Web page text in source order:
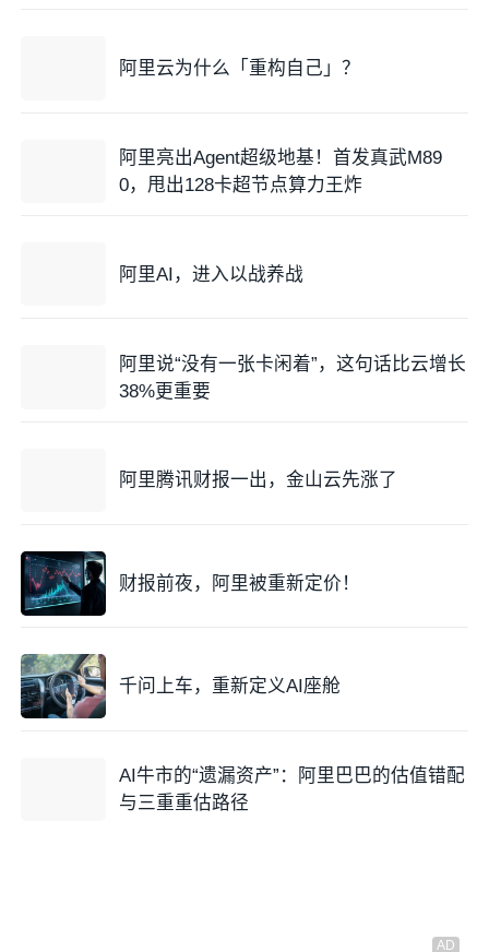
阿里云为什么「重构自己」？
阿里亮出Agent超级地基！首发真武M89
0，甩出128卡超节点算力王炸
阿里AI，进入以战养战
阿里说“没有一张卡闲着”，这句话比云增长
38%更重要
阿里腾讯财报一出，金山云先涨了
财报前夜，阿里被重新定价！
千问上车，重新定义AI座舱
AI牛市的“遗漏资产”：阿里巴巴的估值错配
与三重重估路径